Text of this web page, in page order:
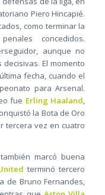
Piero Hincapié.
como terminar la
concedidos.
aunque no
El momento
fecha, cuando el
para Arsenal.
fue Erling Haaland,
la Bota de Oro
tercera vez en cuatro
marcó buena
terminó tercero
de Bruno Fernandes,